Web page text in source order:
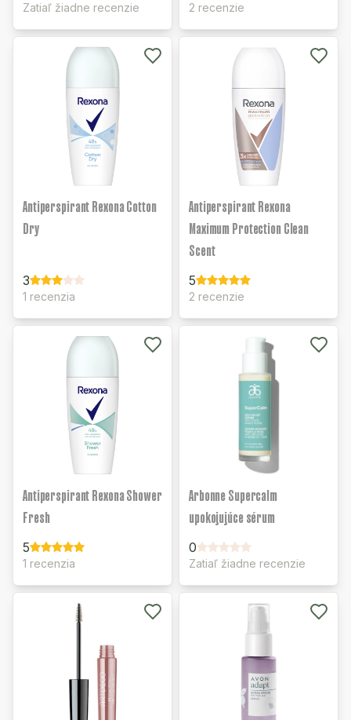
Zatiaľ žiadne recenzie 2 recenzie
Antiperspirant Rexona Cotton
Dry
3
1 recenzia
Antiperspirant Rexona
Maximum Protection Clean
Scent
5
2 recenzie
Antiperspirant Rexona Shower
Fresh
5
1 recenzia
Arbonne Supercalm
upokojujúce sérum
0
Zatiaľ žiadne recenzie